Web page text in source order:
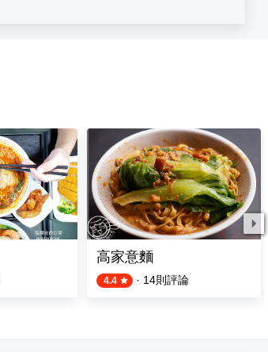
高家意麵
4.4 · 14則評論